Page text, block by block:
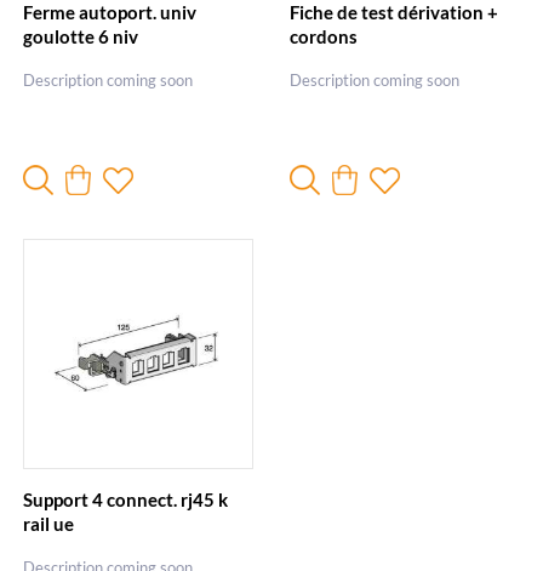
Ferme autoport. univ
goulotte 6 niv
Description coming soon
Fiche de test dérivation +
cordons
Description coming soon
Support 4 connect. rj45 k
rail ue